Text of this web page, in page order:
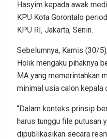
Hasyim kepada awak
KPU Kota Gorontalo
KPU RI, Jakarta, Senin.
Sebelumnya, Kamis (30/
Holik mengaku pihaknya
MA yang memerintahkan
minimal usia calon kepala
“Dalam konteks prinsip
harus tunggu file putusan
dipublikasikan secara